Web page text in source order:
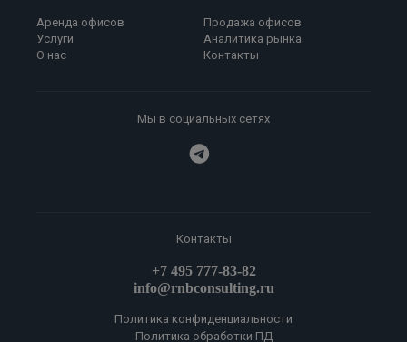
Аренда офисов
Продажа офисов
Услуги
Аналитика рынка
О нас
Контакты
Мы в социальных сетях
Контакты
+7 495 777-83-82
info@rnbconsulting.ru
Политика конфиденциальности
Политика обработки ПД